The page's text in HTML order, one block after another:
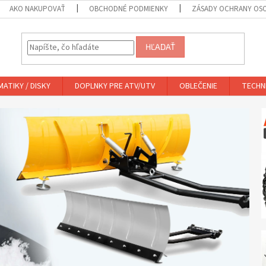
AKO NAKUPOVAŤ OBCHODNÉ PODMIENKY ZÁSADY OCHRANY
HĽADAŤ
/ DISKY DOPLNKY PRE ATV/UTV OBLEČENIE